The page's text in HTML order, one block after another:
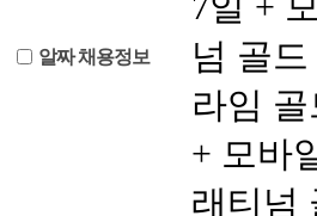
알짜 채용정보
넘 골
라임
+ 모바
래티넘